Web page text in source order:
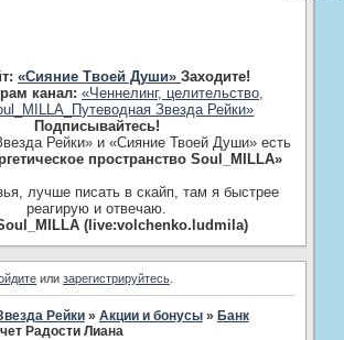
«Сияние Твоей Души» Заходите!
канал: «Ченнелинг, целительство,
Звезда Рейки»
Подписывайтесь!
Рейки» и «Сияние Твоей Души» есть
пространство Soul_MILLA»
лучше писать в скайп, там я быстрее
реагирую и отвечаю.
(live:volchenko.ludmila)
илизарегистрируйтесь
Рейки » ­Акции и бонусы » Банк
Радости Лиана